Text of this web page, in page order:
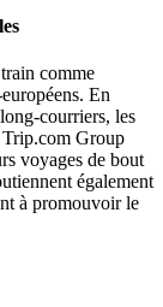
comme
En
courriers, les
Trip.com Group
voyages de bout
également
à promouvoir le